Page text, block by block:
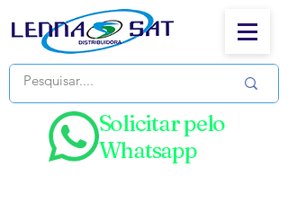
Solicitar pelo
Whatsapp